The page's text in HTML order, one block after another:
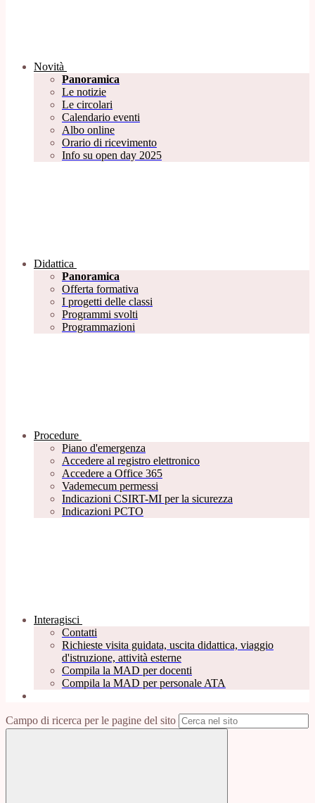
Novità
Panoramica
Le notizie
Le circolari
Calendario eventi
Albo online
Orario di ricevimento
Info su open day 2025
Didattica
Panoramica
Offerta formativa
I progetti delle classi
Programmi svolti
Programmazioni
Procedure
Piano d'emergenza
Accedere al registro elettronico
Accedere a Office 365
Vademecum permessi
Indicazioni CSIRT-MI per la sicurezza
Indicazioni PCTO
Interagisci
Contatti
Richieste visita guidata, uscita didattica, viaggio
d'istruzione, attività esterne
Compila la MAD per docenti
Compila la MAD per personale ATA
Campo di ricerca per le pagine del sito